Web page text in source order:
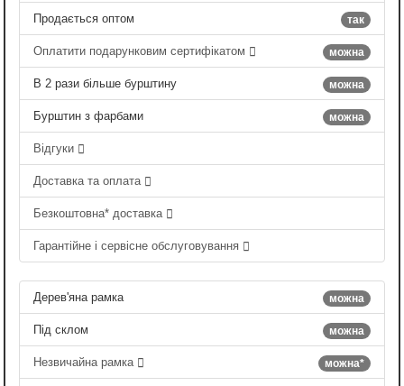
так
Продається оптом
можна
Оплатити подарунковим сертифікатом
можна
В 2 рази більше бурштину
можна
Бурштин з фарбами
Відгуки
Доставка та оплата
Безкоштовна* доставка
Гарантійне і сервісне обслуговування
можна
Дерев'яна рамка
можна
Під склом
можна*
Незвичайна рамка